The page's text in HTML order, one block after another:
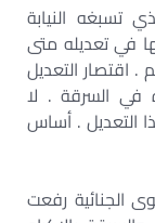
تسبغه النيابة
في تعديله متى
. اقتصار التعديل
في السرقة . لا
التعديل . أساس
الجنائية رفعت